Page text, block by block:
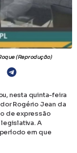
(Reprodução)
nesta quinta-feira
Rogério Jean da
de expressão
A
em que